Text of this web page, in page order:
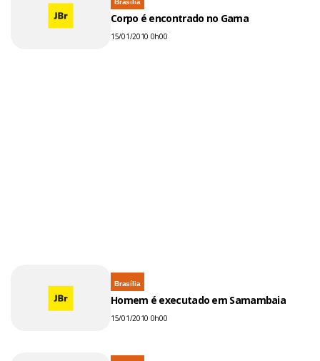
Corpo é encontrado no Gama
15/01/2010 0h00
Brasília
Homem é executado em Samambaia
15/01/2010 0h00